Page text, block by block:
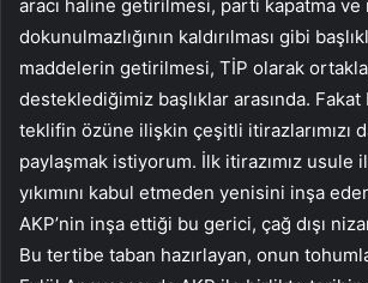
aracı haline getirilmesi, parti kapatma
dokunulmazlığının kaldırılması gibi
maddelerin getirilmesi, TİP olarak
desteklediğimiz başlıklar arasında.
teklifin özüne ilişkin çeşitli itirazlarımızı
paylaşmak istiyorum. İlk itirazımız usule
yıkımını kabul etmeden yenisini inşa
AKP’nin inşa ettiği bu gerici, çağ dışı
Bu tertibe taban hazırlayan, onun